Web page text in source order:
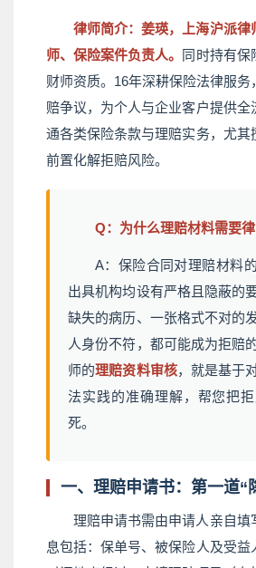
律师简介：姜瑛，上海沪派律
师、保险案件负责人。 同时持有保
财师资质。16年深耕保险法律服务
赔争议，为个人与企业客户提供全
通各类保险条款与理赔实务，尤其
前置化解拒赔风险。
Q：为什么理赔材料需要律
A：保险合同对理赔材料
出具机构均设有严格且隐蔽的
缺失的病历、一张格式不对的
人身份不符，都可能成为拒赔
师的理赔资料审核，就是基于
法实践的准确理解，帮您把
死。
一、理赔申请书：第一道“
理赔申请书需由申请人亲自填
息包括：保单号、被保险人及受益